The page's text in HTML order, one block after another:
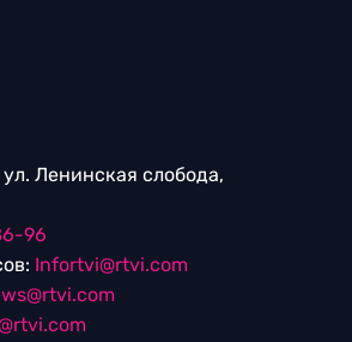
Ленинская слобода,
96
Infortvi@rtvi.com